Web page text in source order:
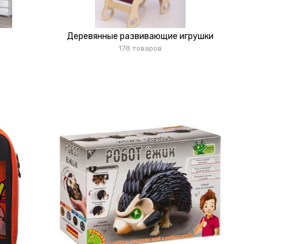
Деревянные развивающие игрушки
178 товаров